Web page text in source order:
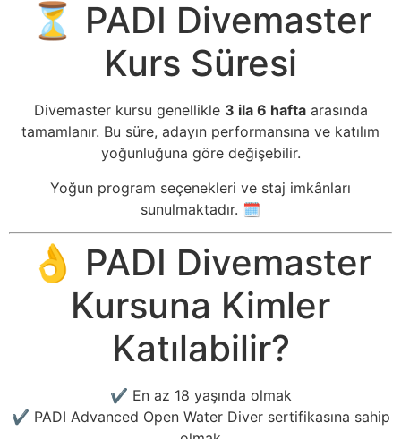
⏳ PADI Divemaster
Kurs Süresi
Divemaster kursu genellikle 3 ila 6 haftaarasında
tamamlanır. Bu süre, adayın performansına ve katılım
yoğunluğuna göre değişebilir.
Yoğun program seçenekleri ve staj imkânları
sunulmaktadır. 🗓️
👌 PADI Divemaster
Kursuna Kimler
Katılabilir?
✔️ En az 18 yaşında olmak
✔️ PADI Advanced Open Water Diver sertifikasına sahip